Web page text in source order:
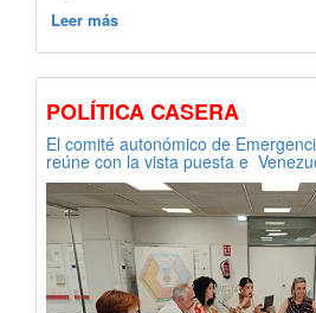
Leer más
POLÍTICA CASERA
El comité autonómico de
reúne con la vista puesta e